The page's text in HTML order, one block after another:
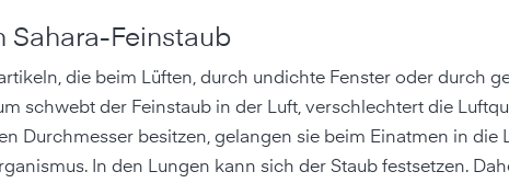
Sahara-Feinstaub
die beim Lüften, durch undichte Fenster oder durch
schwebt der Feinstaub in der Luft, verschlechtert die
Durchmesser besitzen, gelangen sie beim Einatmen in die
In den Lungen kann sich der Staub festsetzen.